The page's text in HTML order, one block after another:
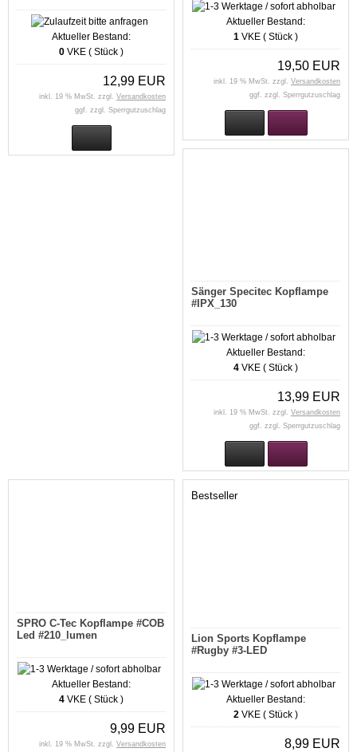
Aktueller Bestand:
0 VKE ( Stück )
12,99 EUR
inkl. 19 % MwSt. zzgl. Versandkosten
ggf. zzgl. Sperrgutzuschlag
Aktueller Bestand:
1 VKE ( Stück )
19,50 EUR
inkl. 19 % MwSt. zzgl. Versandkosten
ggf. zzgl. Sperrgutzuschlag
Sänger Specitec Kopflampe
#IPX_130
Aktueller Bestand:
4 VKE ( Stück )
13,99 EUR
inkl. 19 % MwSt. zzgl. Versandkosten
ggf. zzgl. Sperrgutzuschlag
SPRO C-Tec Kopflampe #COB
Led #210_lumen
Aktueller Bestand:
4 VKE ( Stück )
9,99 EUR
inkl. 19 % MwSt. zzgl. Versandkosten
Bestseller
Lion Sports Kopflampe
#Rugby #3-LED
Aktueller Bestand:
2 VKE ( Stück )
8,99 EUR